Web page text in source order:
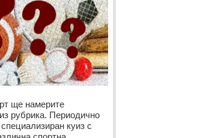
ще намерите
рубрика. Периодично
куиз с